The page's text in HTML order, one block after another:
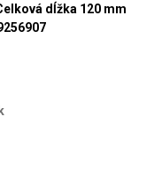
dĺžka 120 mm